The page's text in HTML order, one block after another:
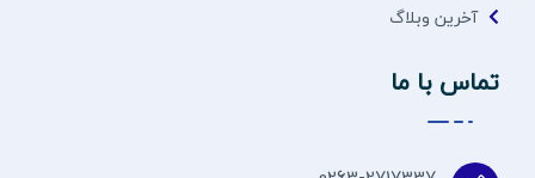
آخرین وبلاگ
تماس با ما